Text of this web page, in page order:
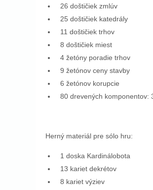
26 doštičiek zmlúv
25 doštičiek katedrály
11 doštičiek trhov
8 doštičiek miest
4 žetóny poradie trhov
9 žetónov ceny stavby
6 žetónov korupcie
80 drevených komponentov:
Herný materiál pre sólo hru:
1 doska Kardinálobota
13 kariet dekrétov
8 kariet výziev